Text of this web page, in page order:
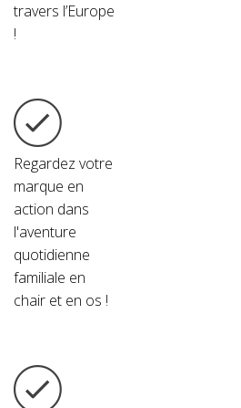
travers l’Europe
!
Regardez votre
marque en
action dans
l'aventure
quotidienne
familiale en
chair et en os !